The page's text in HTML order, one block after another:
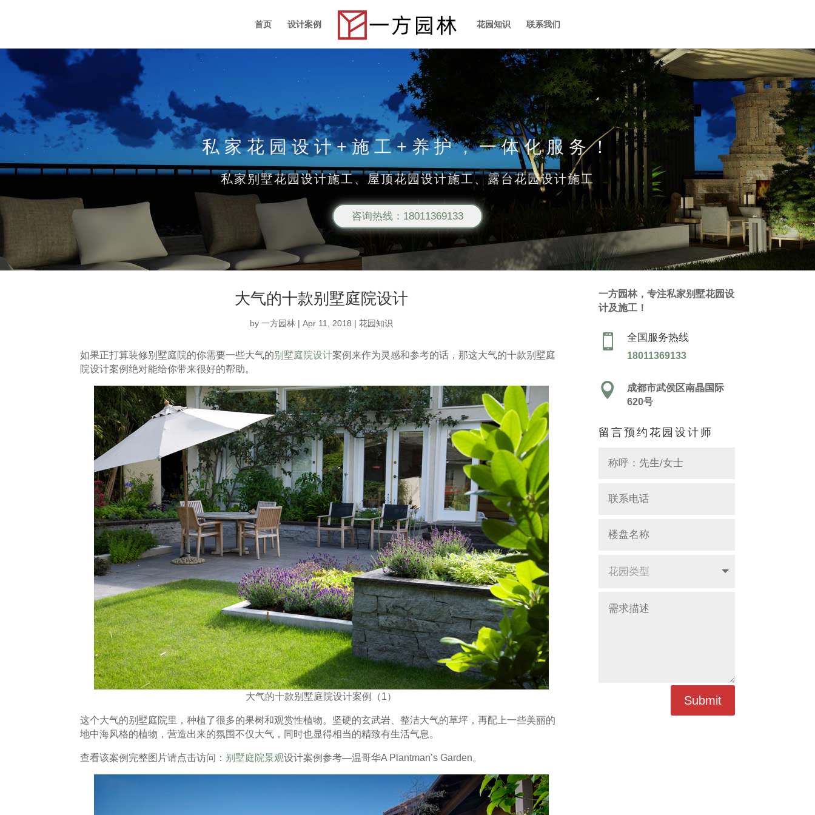
首页 设计案例 花园知识 联系我们
私家花园设计+施工+养护，一体化服务！
私家别墅花园设计施工、屋顶花园设计施工、露台花园设计施工
咨询热线：18011369133
大气的十款别墅庭院设计
by 一方园林| Apr 11, 2018 | 花园知识
如果正打算装修别墅庭院的你需要一些大气的别墅庭院设计案例来作为灵感和参考的话，那这大气的十款别墅庭
院设计案例绝对能给你带来很好的帮助。
大气的十款别墅庭院设计案例（1）
这个大气的别墅庭院里，种植了很多的果树和观赏性植物。坚硬的玄武岩、整洁大气的草坪，再配上一些美丽的
地中海风格的植物，营造出来的氛围不仅大气，同时也显得相当的精致有生活气息。
查看该案例完整图片请点击访问： 别墅庭院景观设计案例参考—温哥华A Plantman’s Garden。
一方园林，专注私家别墅花园设
计及施工！
 全国服务热线
18011369133

成都市武侯区南晶国际
620号
留言预约花园设计师
Submit